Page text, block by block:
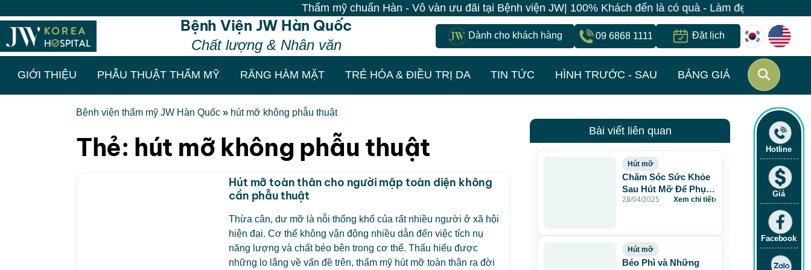
Thẩm mỹ chuẩn Hàn - Vô vàn ưu đãi tại Bệnh viện JW| 100% Khách đến là có quà - Làm đẹp đồng giá chỉ
Bệnh Viện JW Hàn Quốc
Chất lượng & Nhân văn
Dành cho khách hàng 09 6868 1111 Đặt lịch
GIỚI THIỆU PHẪU THUẬT THẨM MỸ RĂNG HÀM MẶT TRẺ HÓA & ĐIỀU TRỊ DA TIN TỨC HÌNH TRƯỚC - SAU BẢNG GIÁ
Bệnh viện thẩm mỹ JW Hàn Quốc » hút mỡ không phẫu thuật
Thẻ: hút mỡ không phẫu thuật
Hút mỡ toàn thân cho người mập toàn diện không
cần phẫu thuật
Thừa cân, dư mỡ là nỗi thống khổ của rất nhiều người ở xã hội
hiện đại. Cơ thể không vận động nhiều dẫn đến việc tích nụ
năng lượng và chất béo bên trong cơ thể. Thấu hiểu được
những lo lắng về vấn đề trên, thẩm mỹ hút mỡ toàn thân ra đời
Bài viết liên quan
Hút mỡ
Chăm Sóc Sức Khỏe
Sau Hút Mỡ Để Phục
Hồi Nhanh Chóng
28/04/2025 Xem chi tiết›
Hút mỡ
Béo Phì và Những
Hotline
Giá
Facebook